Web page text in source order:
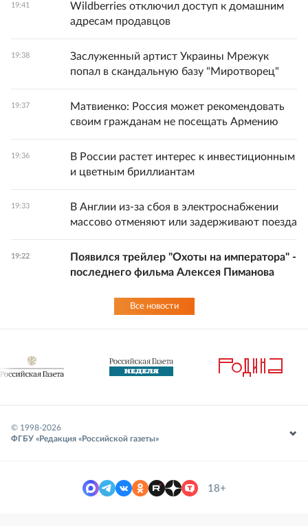
19:41
Wildberries отключил доступ к домашним
адресам продавцов
19:38
Заслуженный артист Украины Мрежук
попал в скандальную базу "Миротворец"
19:37
Матвиенко: Россия может рекомендовать
своим гражданам не посещать Армению
19:36
В России растет интерес к инвестиционным
и цветным бриллиантам
19:33
В Англии из-за сбоя в электроснабжении
массово отменяют или задерживают поезда
19:22
Появился трейлер "Охоты на императора" -
последнего фильма Алексея Пиманова
Все новости
© 1998-2026
ФГБУ «Редакция «Российской газеты»
18+